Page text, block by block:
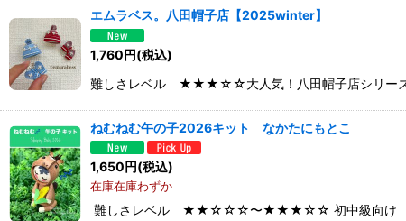
エムラベス。八田帽子店【2025winter】
1,760円(税込)
難しさレベル ★★★☆☆大人気！八田帽子店シリーズ
ねむねむ午の子2026キット なかたにもとこ
1,650円(税込)
在庫在庫わずか
難しさレベル ★★☆☆☆〜★★★☆☆ 初中級向け なかた